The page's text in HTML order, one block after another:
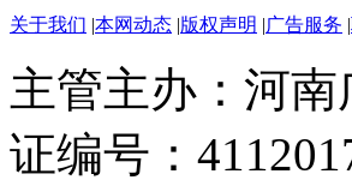
关于我们 本网动态 版权声明 广告服务
主管主办：河
证编号：